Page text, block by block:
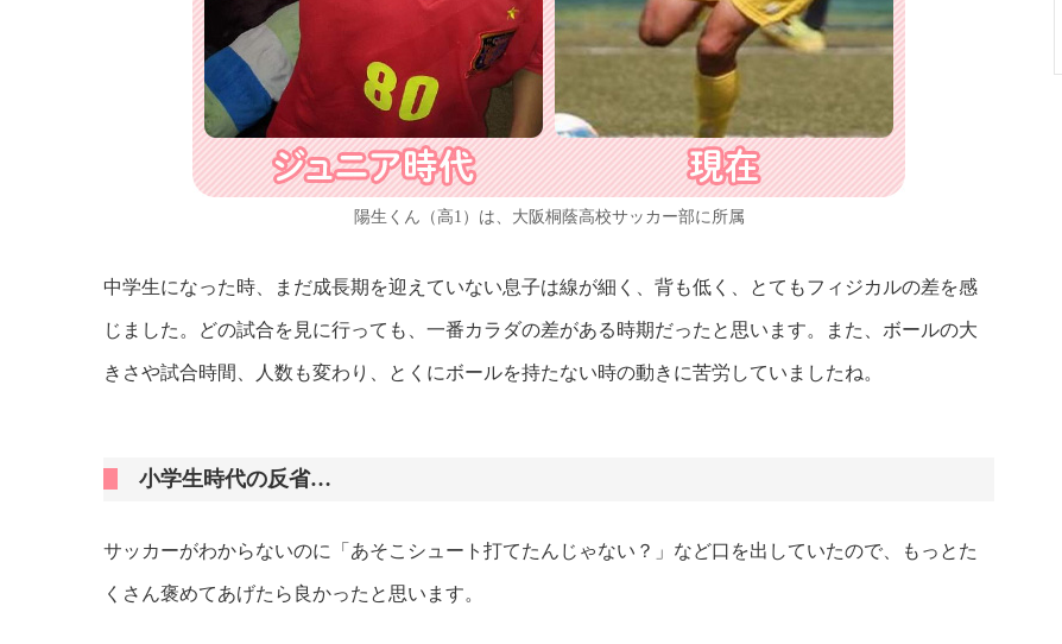
陽生くん（高1）は、大阪桐蔭高校サッカー部に所属
中学生になった時、まだ成長期を迎えていない息子は線が細く、背も低く、とてもフィジカルの差を感
じました。どの試合を見に行っても、一番カラダの差がある時期だったと思います。また、ボールの大
きさや試合時間、人数も変わり、とくにボールを持たない時の動きに苦労していましたね。
小学生時代の反省…
サッカーがわからないのに「あそこシュート打てたんじゃない？」など口を出していたので、もっとた
くさん褒めてあげたら良かったと思います。